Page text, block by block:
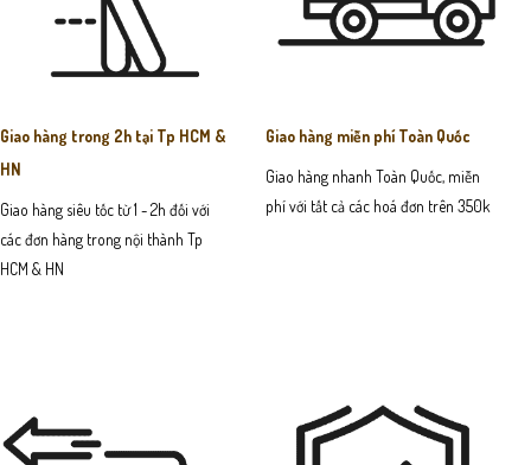
Giao hàng trong 2h tại Tp HCM &
HN
Giao hàng siêu tốc từ 1 - 2h đối với
các đơn hàng trong nội thành Tp
HCM & HN
Giao hàng miễn phí Toàn Quốc
Giao hàng nhanh Toàn Quốc, miễn
phí với tất cả các hoá đơn trên 350k